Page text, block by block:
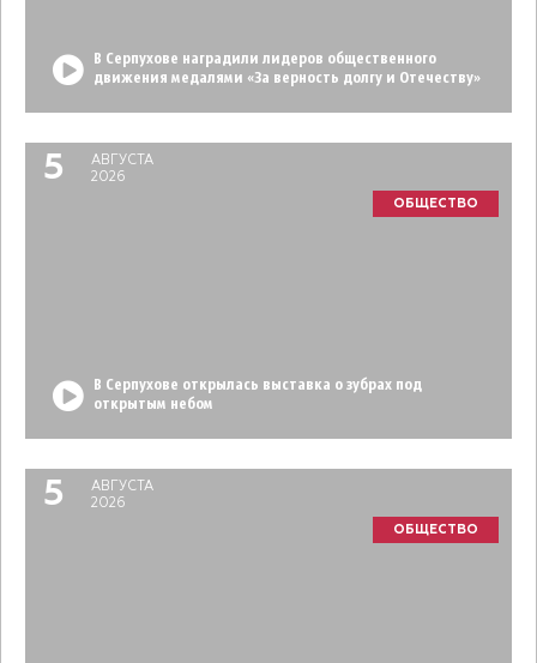
В Серпухове наградили лидеров общественного
движения медалями «За верность долгу и Отечеству»
5
АВГУСТА
2026
ОБЩЕСТВО
В Серпухове открылась выставка о зубрах под
открытым небом
5
АВГУСТА
2026
ОБЩЕСТВО